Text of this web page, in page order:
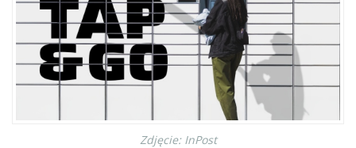
Zdjęcie: InPost